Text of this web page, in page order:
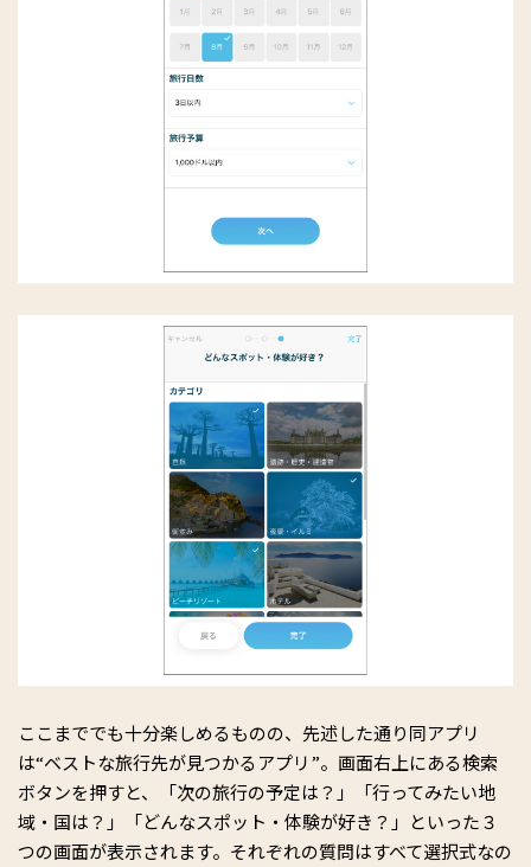
ここまででも十分楽しめるものの、先述した通り同アプリ
は“ベストな旅行先が見つかるアプリ”。画面右上にある検索
ボタンを押すと、「次の旅行の予定は？」「行ってみたい地
域・国は？」「どんなスポット・体験が好き？」といった３
つの画面が表示されます。それぞれの質問はすべて選択式なの